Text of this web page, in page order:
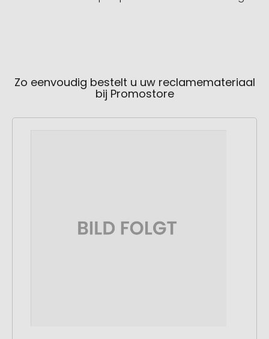
Zo eenvoudig bestelt u uw reclamemateriaal
bij Promostore